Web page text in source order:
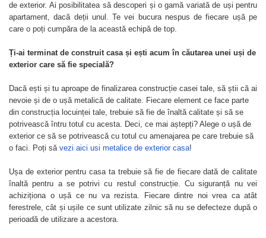
de exterior. Ai posibilitatea să descoperi și o gamă variată de uși pentru
apartament, dacă deții unul. Te vei bucura nespus de fiecare ușă pe
care o poți cumpăra de la această echipă de top.
Ți-ai terminat de construit casa și ești acum în căutarea unei uși de
exterior care să fie specială?
Dacă ești și tu aproape de finalizarea construcție casei tale, să știi că ai
nevoie și de o ușă metalică de calitate. Fiecare element ce face parte
din construcția locuinței tale, trebuie să fie de înaltă calitate și să se
potrivească întru totul cu acesta. Deci, ce mai aștepți? Alege o ușă de
exterior ce să se potrivească cu totul cu amenajarea pe care trebuie să
o faci. Poți să vezi aici usi metalice de exterior casa!
Ușa de exterior pentru casa ta trebuie să fie de fiecare dată de calitate
înaltă pentru a se potrivi cu restul construcție. Cu siguranță nu vei
achiziționa o ușă ce nu va rezista. Fiecare dintre noi vrea ca atât
ferestrele, cât și ușile ce sunt utilizate zilnic să nu se defecteze după o
perioadă de utilizare a acestora.